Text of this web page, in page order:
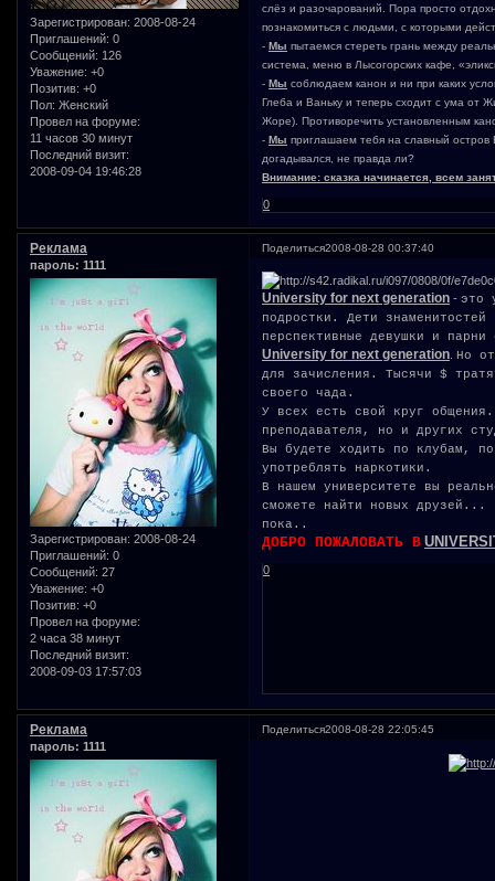
Зарегистрирован: 2008-08-24
Приглашений: 0
Сообщений: 126
Уважение: +0
Позитив: +0
Пол: Женский
Провел на форуме:
11 часов 30 минут
Последний визит:
2008-09-04 19:46:28
слёз и разочарований. Пора просто
познакомиться с людьми, с которыми
-Мы пытаемся стереть грань между
система, меню в Лысогорских кафе,
-Мы соблюдаем канон и ни при каких
Глеба и Ваньку и теперь сходит с ума от
Жоре). Противоречить установленным
-Мы приглашаем тебя на славный остров
догадывался, не правда ли?
Внимание: сказка начинается, всем
0
Поделиться2008-08-28 00:37:40
Реклама
пароль: 1111
Зарегистрирован: 2008-08-24
Приглашений: 0
Сообщений: 27
Уважение: +0
Позитив: +0
Провел на форуме:
2 часа 38 минут
Последний визит:
2008-09-03 17:57:03
University for next generation -это
подростки. Дети
перспективные девушки и
University for next generation
Но
для зачисления. Тысячи $
своего чада.
У всех есть свой круг
преподавателя, но и других
Вы будете ходить по клубам,
употреблять наркотики.
В нашем университете вы
сможете найти новых
пока..
ДОБРО ПОЖАЛОВАТЬ В
0
Поделиться2008-08-28 22:05:45
Реклама
пароль: 1111